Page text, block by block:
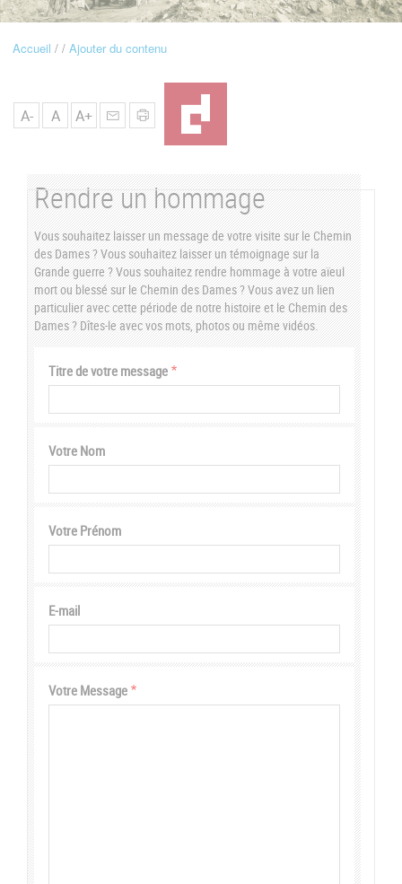
FilAccueil Ajouter du contenu
A- A A+
Rendre un hommage
Vous souhaitez laisser un message de votre visite sur le Chemin
des Dames ? Vous souhaitez laisser un témoignage sur la
Grande guerre ? Vous souhaitez rendre hommage à votre aïeul
mort ou blessé sur le Chemin des Dames ? Vous avez un lien
particulier avec cette période de notre histoire et le Chemin des
Dames ? Dîtes-le avec vos mots, photos ou même vidéos.
Titre de votre message
Votre Nom
Votre Prénom
E-mail
Votre Message
Vertical
Tabs